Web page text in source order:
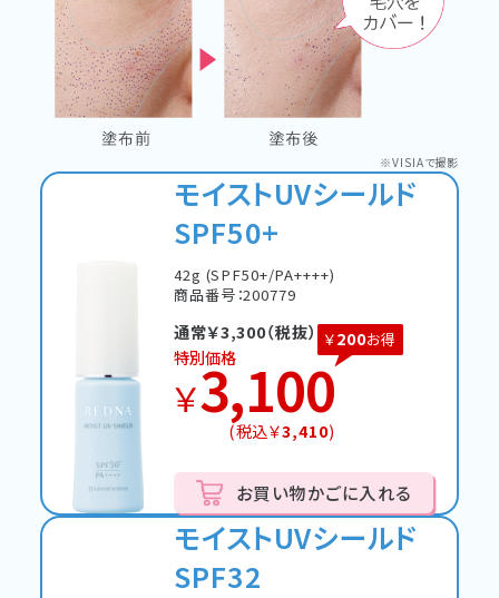
※VISIAで撮影
モイストUVシールド
SPF50+
42g (SPF50+/PA++++)
商品番号：200779
通常￥3,300（税抜）
特別価格
￥3,100
(税込￥3,410)
￥200お得
お買い物かごに入れる
モイストUVシールド
SPF32